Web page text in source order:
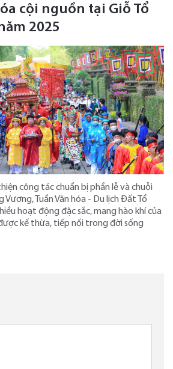
cội nguồn tại Giỗ Tổ
2025
công tác chuẩn bị phần lễ và chuỗi
Vương, Tuần Văn hóa - Du lịch Đất Tổ
hoạt động đặc sắc, mang hào khí của
kế thừa, tiếp nối trong đời sống